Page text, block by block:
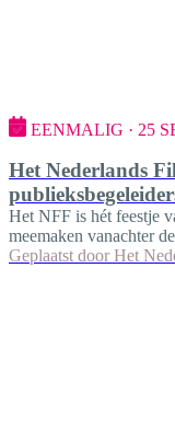
EENMALIG · 25
Het Nederlands
Het NFF is hét feestje
meemaken vanachter
Geplaatst door Het